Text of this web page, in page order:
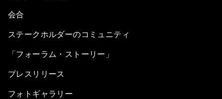
会合
ステークホルダーのコミュニティ
「フォーラム・ストーリー」
プレスリリース
フォトギャラリー